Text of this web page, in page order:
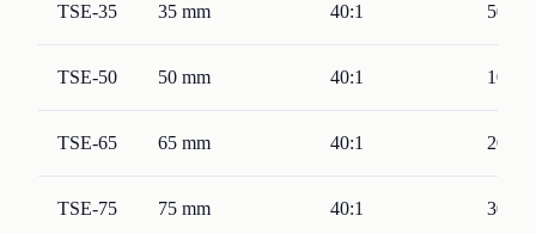
TSE-35 35 mm 40:1 50-
TSE-50 50 mm 40:1 100-
TSE-65 65 mm 40:1 200-
TSE-75 75 mm 40:1 300-